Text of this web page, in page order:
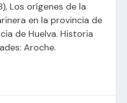
Los orígenes de la
en la provincia de
de Huelva. Historia
Aroche.